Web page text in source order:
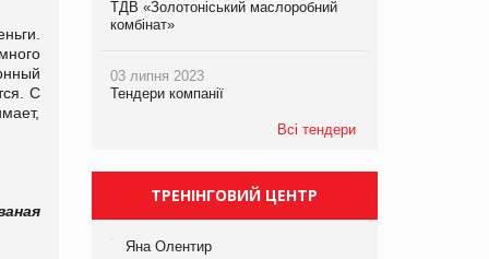
С
ТДВ «Золотоніський маслоробний
комбінат»
03 липня 2023
Тендери компанії
Всі тендери
ТРЕНІНГОВИЙ ЦЕНТР
Яна Олентир